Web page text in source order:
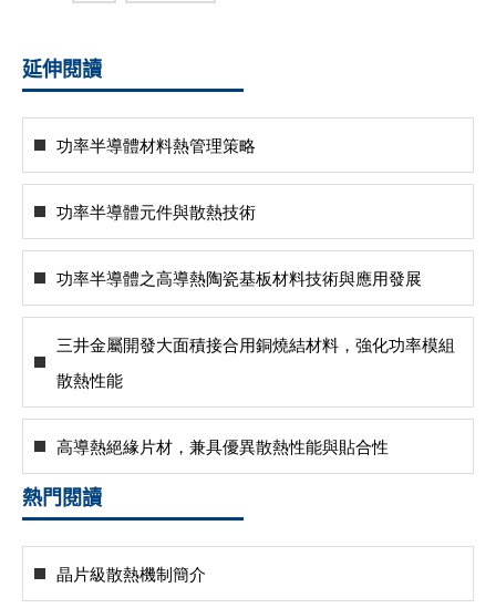
延伸閱讀
功率半導體材料熱管理策略
功率半導體元件與散熱技術
功率半導體之高導熱陶瓷基板材料技術與應用發展
三井金屬開發大面積接合用銅燒結材料，強化功率模組
散熱性能
高導熱絕緣片材，兼具優異散熱性能與貼合性
熱門閱讀
晶片級散熱機制簡介